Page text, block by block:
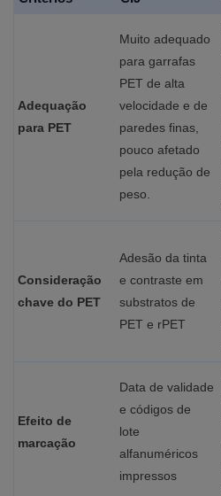
Adequação
para PET
Muito adequado
para garrafas
PET de alta
velocidade e de
paredes finas,
pouco afetado
pela redução de
peso.
Consideração
chave do PET
Adesão da tinta
e contraste em
substratos de
PET e rPET
Efeito de
marcação
Data de validade
e códigos de
lote
alfanuméricos
impressos